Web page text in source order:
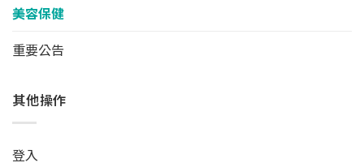
美容保健
重要公告
其他操作
登入